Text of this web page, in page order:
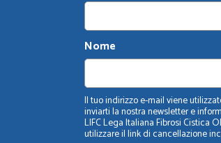
Nome
Il tuo indirizzo e-mail viene
inviarti la nostra newsletter e
LIFC Lega Italiana Fibrosi Cistica
utilizzare il link di cancellazione